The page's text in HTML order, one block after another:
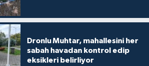
Dronlu Muhtar, mahallesini her
sabah havadan kontrol edip
eksikleri belirliyor